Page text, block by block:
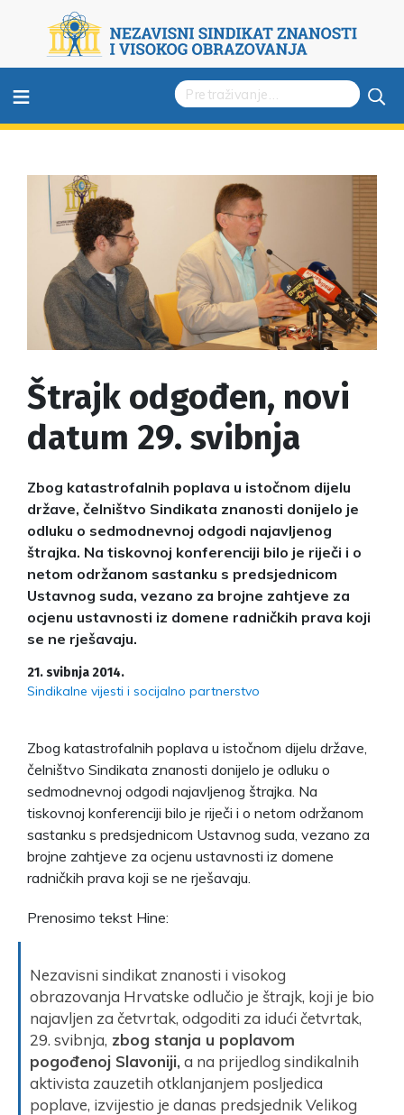
≡
Štrajk odgođen, novi
datum 29. svibnja
Zbog katastrofalnih poplava u istočnom dijelu
države, čelništvo Sindikata znanosti donijelo je
odluku o sedmodnevnoj odgodi najavljenog
štrajka. Na tiskovnoj konferenciji bilo je riječi i o
netom održanom sastanku s predsjednicom
Ustavnog suda, vezano za brojne zahtjeve za
ocjenu ustavnosti iz domene radničkih prava koji
se ne rješavaju.
21. svibnja 2014.
Sindikalne vijesti i socijalno partnerstvo
Zbog katastrofalnih poplava u istočnom dijelu države,
čelništvo Sindikata znanosti donijelo je odluku o
sedmodnevnoj odgodi najavljenog štrajka. Na
tiskovnoj konferenciji bilo je riječi i o netom održanom
sastanku s predsjednicom Ustavnog suda, vezano za
brojne zahtjeve za ocjenu ustavnosti iz domene
radničkih prava koji se ne rješavaju.
Prenosimo tekst Hine:
Nezavisni sindikat znanosti i visokog
obrazovanja Hrvatske odlučio je štrajk, koji je bio
najavljen za četvrtak, odgoditi za idući četvrtak,
29. svibnja, zbog stanja u poplavom
pogođenoj Slavoniji,a na prijedlog sindikalnih
aktivista zauzetih otklanjanjem posljedica
poplave, izvijestio je danas predsjednik Velikog